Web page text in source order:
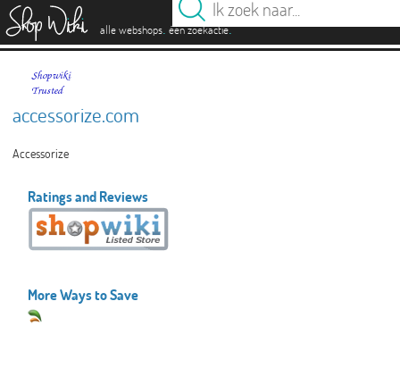
alle webshops. één zoekactie.
accessorize.com
Accessorize
Ratings and Reviews
More Ways to Save